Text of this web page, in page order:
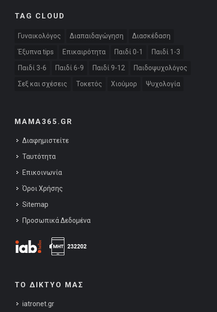
TAG CLOUD
Γυναικολόγος Διαπαιδαγώγηση Διασκέδαση
Έξυπνα tips Επικαιρότητα Παιδί 0-1 Παιδί 1-3
Παιδί 3-6 Παιδί 6-9 Παιδί 9-12 Παιδοψυχολόγος
Σεξ και σχέσεις Τοκετός Χιούμορ Ψυχολογία
MAMA365.GR
Διαφημιστείτε
Ταυτότητα
Επικοινωνία
Όροι Χρήσης
Sitemap
Προσωπικά Δεδομένα
ΤΟ ΔΙΚΤΥΟ ΜΑΣ
iatronet.gr